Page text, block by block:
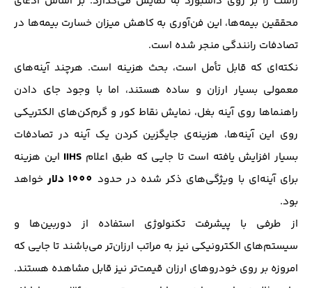
محققین بیمه‌ها، این فن‌آوری به کاهش میزان خسارت بیمه‌ها در
تصادفات رانندگی منجر شده است.
نکته‌ای که قابل تأمل است، بحث هزینه است. هرچند آینه‌های
معمولی بسیار ارزان و ساده هستند، اما با وجود جای دادن
راهنماها روی آینه بغل، نمایش نقاط کور و گرم‌کن‌های الکتریکی
روی این آینه‌ها، هزینه‌ی جایگزین کردن یک آینه در تصادفات
بسیار افزایش یافته است تا جایی که طبق اعلام IIHS این هزینه
برای آینه‌ای با ویژگی‌های ذکر شده در حدود 1000 دلار
خواهد
بود.
از طرفی با پیشرفت تکنولوژی استفاده از دوربین‌ها و
سیستم‌های الکترونیکی نیز به مراتب ارزان‌تر می‌باشند تا جایی که
امروزه بر روی خودروهای ارزان قیمت‌تر نیز قابل مشاهده هستند.